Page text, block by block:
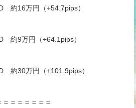
約16万円（+54.7pips）
約9万円（+64.1pips）
約30万円（+101.9pips）
＝＝＝＝＝＝